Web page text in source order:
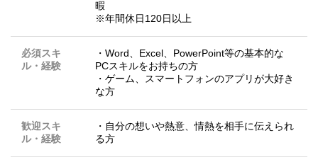
暇
※年間休日120日以上
必須スキ
ル・経験
・Word、Excel、PowerPoint等の基本的な
PCスキルをお持ちの方
・ゲーム、スマートフォンのアプリが大好き
な方
歓迎スキ
ル・経験
・自分の想いや熱意、情熱を相手に伝えられ
る方